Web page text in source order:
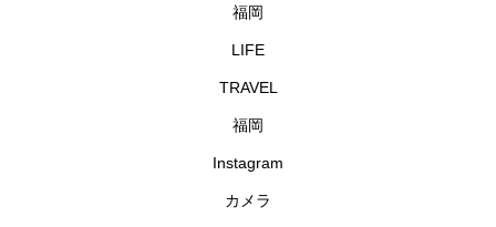
福岡
LIFE
TRAVEL
福岡
Instagram
カメラ